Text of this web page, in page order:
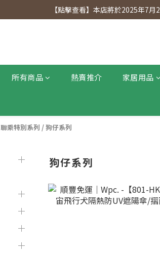
【點擊查看】會員專享
【點擊查看】本店將於2025年7
所有商品 熱賣推介 家居用品
聯乘特別系列 /狗仔系列
狗仔系列